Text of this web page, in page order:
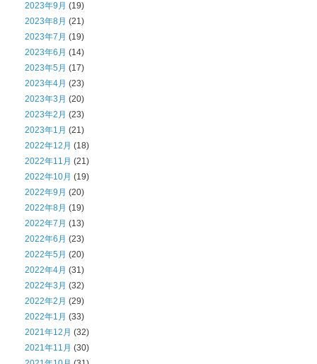
2023年9月 (19)
2023年8月 (21)
2023年7月 (19)
2023年6月 (14)
2023年5月 (17)
2023年4月 (23)
2023年3月 (20)
2023年2月 (23)
2023年1月 (21)
2022年12月 (18)
2022年11月 (21)
2022年10月 (19)
2022年9月 (20)
2022年8月 (19)
2022年7月 (13)
2022年6月 (23)
2022年5月 (20)
2022年4月 (31)
2022年3月 (32)
2022年2月 (29)
2022年1月 (33)
2021年12月 (32)
2021年11月 (30)